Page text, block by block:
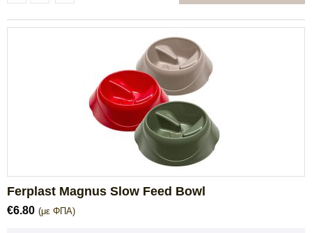
Ferplast Magnus Slow Feed Bowl
€6.80 (με ΦΠΑ)